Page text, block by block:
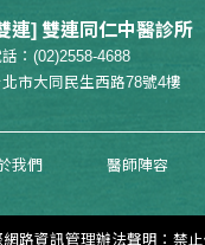
連] 雙連同仁中醫診所
話：(02)2558-4688
北市大同民生西路78號4樓
我們 醫師陣容
路資訊管理辦法聲明：禁